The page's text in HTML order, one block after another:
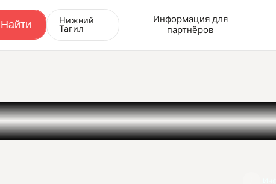
Нижний
Тагил
Информация для
партнёров